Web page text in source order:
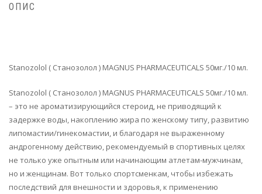
ОПИС
Stanozolol ( Станозолол ) MAGNUS PHARMACEUTICALS 50мг./10 мл.
Stanozolol ( Станозолол ) MAGNUS PHARMACEUTICALS 50мг./10 мл.
– это не ароматизирующийся стероид, не приводящий к
задержке воды, накоплению жира по женскому типу, развитию
липомастии/гинекомастии, и благодаря не выраженному
андрогенному действию, рекомендуемый в спортивных целях
не только уже опытным или начинающим атлетам-мужчинам,
но и женщинам. Вот только спортсменкам, чтобы избежать
последствий для внешности и здоровья, к применению